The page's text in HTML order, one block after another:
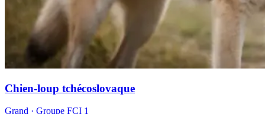
Chien-loup tchécoslovaque
Grand · Groupe FCI 1